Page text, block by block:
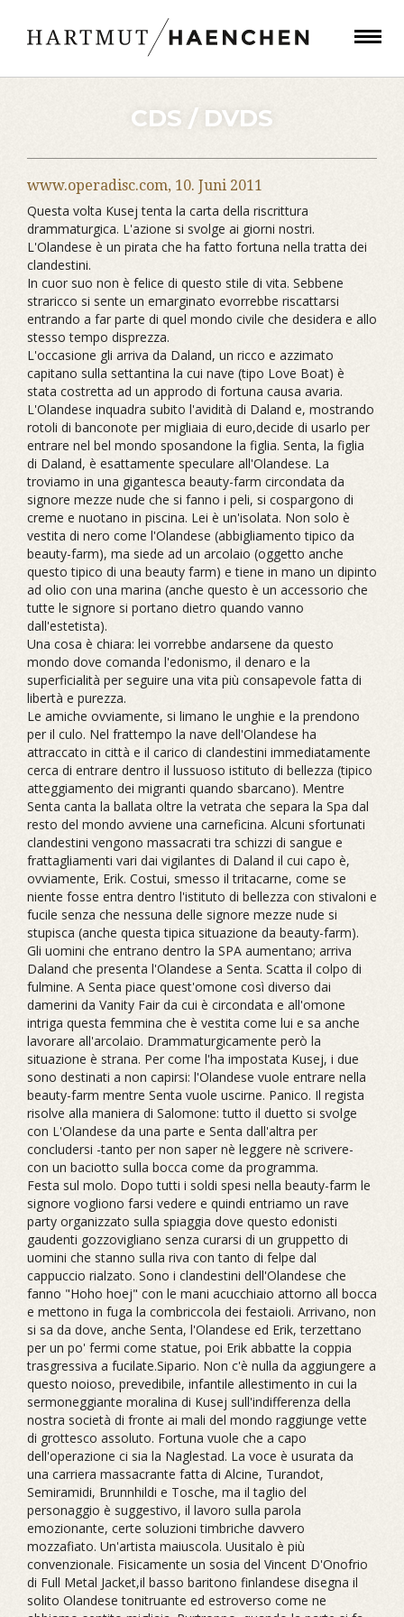
CDS / DVDS
www.operadisc.com, 10. Juni 2011
Questa volta Kusej tenta la carta della riscrittura
drammaturgica. L'azione si svolge ai giorni nostri.
L'Olandese è un pirata che ha fatto fortuna nella tratta dei
clandestini.
In cuor suo non è felice di questo stile di vita. Sebbene
straricco si sente un emarginato evorrebbe riscattarsi
entrando a far parte di quel mondo civile che desidera e allo
stesso tempo disprezza.
L'occasione gli arriva da Daland, un ricco e azzimato
capitano sulla settantina la cui nave (tipo Love Boat) è
stata costretta ad un approdo di fortuna causa avaria.
L'Olandese inquadra subito l'avidità di Daland e, mostrando
rotoli di banconote per migliaia di euro,decide di usarlo per
entrare nel bel mondo sposandone la figlia. Senta, la figlia
di Daland, è esattamente speculare all'Olandese. La
troviamo in una gigantesca beauty-farm circondata da
signore mezze nude che si fanno i peli, si cospargono di
creme e nuotano in piscina. Lei è un'isolata. Non solo è
vestita di nero come l'Olandese (abbigliamento tipico da
beauty-farm), ma siede ad un arcolaio (oggetto anche
questo tipico di una beauty farm) e tiene in mano un dipinto
ad olio con una marina (anche questo è un accessorio che
tutte le signore si portano dietro quando vanno
dall'estetista).
Una cosa è chiara: lei vorrebbe andarsene da questo
mondo dove comanda l'edonismo, il denaro e la
superficialità per seguire una vita più consapevole fatta di
libertà e purezza.
Le amiche ovviamente, si limano le unghie e la prendono
per il culo. Nel frattempo la nave dell'Olandese ha
attraccato in città e il carico di clandestini immediatamente
cerca di entrare dentro il lussuoso istituto di bellezza (tipico
atteggiamento dei migranti quando sbarcano). Mentre
Senta canta la ballata oltre la vetrata che separa la Spa dal
resto del mondo avviene una carneficina. Alcuni sfortunati
clandestini vengono massacrati tra schizzi di sangue e
frattagliamenti vari dai vigilantes di Daland il cui capo è,
ovviamente, Erik. Costui, smesso il tritacarne, come se
niente fosse entra dentro l'istituto di bellezza con stivaloni e
fucile senza che nessuna delle signore mezze nude si
stupisca (anche questa tipica situazione da beauty-farm).
Gli uomini che entrano dentro la SPA aumentano; arriva
Daland che presenta l'Olandese a Senta. Scatta il colpo di
fulmine. A Senta piace quest'omone così diverso dai
damerini da Vanity Fair da cui è circondata e all'omone
intriga questa femmina che è vestita come lui e sa anche
lavorare all'arcolaio. Drammaturgicamente però la
situazione è strana. Per come l'ha impostata Kusej, i due
sono destinati a non capirsi: l'Olandese vuole entrare nella
beauty-farm mentre Senta vuole uscirne. Panico. Il regista
risolve alla maniera di Salomone: tutto il duetto si svolge
con L'Olandese da una parte e Senta dall'altra per
concludersi -tanto per non saper nè leggere nè scrivere-
con un baciotto sulla bocca come da programma.
Festa sul molo. Dopo tutti i soldi spesi nella beauty-farm le
signore vogliono farsi vedere e quindi entriamo un rave
party organizzato sulla spiaggia dove questo edonisti
gaudenti gozzovigliano senza curarsi di un gruppetto di
uomini che stanno sulla riva con tanto di felpe dal
cappuccio rialzato. Sono i clandestini dell'Olandese che
fanno "Hoho hoej" con le mani acucchiaio attorno all bocca
e mettono in fuga la combriccola dei festaioli. Arrivano, non
si sa da dove, anche Senta, l'Olandese ed Erik, terzettano
per un po' fermi come statue, poi Erik abbatte la coppia
trasgressiva a fucilate.Sipario. Non c'è nulla da aggiungere a
questo noioso, prevedibile, infantile allestimento in cui la
sermoneggiante moralina di Kusej sull'indifferenza della
nostra società di fronte ai mali del mondo raggiunge vette
di grottesco assoluto. Fortuna vuole che a capo
dell'operazione ci sia la Naglestad. La voce è usurata da
una carriera massacrante fatta di Alcine, Turandot,
Semiramidi, Brunnhildi e Tosche, ma il taglio del
personaggio è suggestivo, il lavoro sulla parola
emozionante, certe soluzioni timbriche davvero
mozzafiato. Un'artista maiuscola. Uusitalo è più
convenzionale. Fisicamente un sosia del Vincent D'Onofrio
di Full Metal Jacket,il basso baritono finlandese disegna il
solito Olandese tonitruante ed estroverso come ne